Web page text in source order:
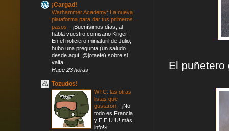
El puñetero
¡Cargad!
Warhammer Academy: La nueva
plataforma para dar tus primeros
pasos - ¡Buenísimos días, al
habla vuestro comisario Kriger!
En el noticiero miniaturil de Julio,
hubo una pregunta (un saludo
desde aquí, @jotaefe) sobre si
valía...
Hace 23 horas
Tozudos!
WTC: las otras
listas que
gustaron - ¡No
todo es Francia
y E.E.U.U! más
info!»